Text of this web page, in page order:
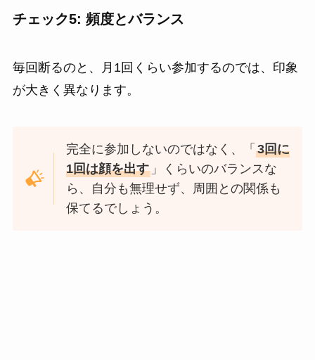
チェック5: 頻度とバランス
毎回断るのと、月1回くらい参加するのでは、印象
が大きく異なります。
完全に参加しないのではなく、「3回に
1回は顔を出す 」くらいのバランスな
ら、自分も無理せず、周囲との関係も
保てるでしょう。